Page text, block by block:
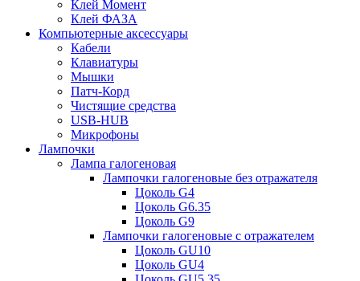
Клей Момент
Клей ФАЗА
Компьютерные аксессуары
Кабели
Клавиатуры
Мышки
Патч-Корд
Чистящие средства
USB-HUB
Микрофоны
Лампочки
Лампа галогеновая
Лампочки галогеновые без отражателя
Цоколь G4
Цоколь G6.35
Цоколь G9
Лампочки галогеновые с отражателем
Цоколь GU10
Цоколь GU4